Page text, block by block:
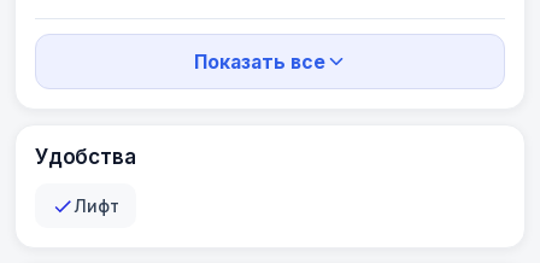
Показать все
Удобства
Лифт